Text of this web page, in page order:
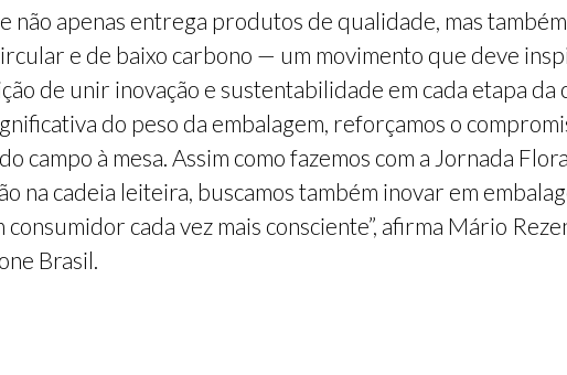
não apenas entrega produtos de qualidade, mas
e de baixo carbono — um movimento que deve
de unir inovação e sustentabilidade em cada etapa da
do peso da embalagem, reforçamos o
à mesa. Assim como fazemos com a Jornada
na cadeia leiteira, buscamos também inovar em
cada vez mais consciente”, afirma Mário
Brasil.